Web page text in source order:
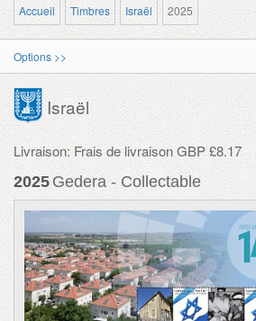
Accueil Timbres Israël 2025
Options >>
Israël
Livraison: Frais de livraison GBP £8.17
2025 Gedera - Collectable